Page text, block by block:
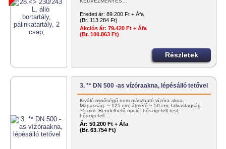
Eredeti ár: 89.200 Ft + Áfa
(Br. 113.284 Ft)
Akciós ár: 79.420 Ft + Áfa
(Br. 100.863 Ft)
Részletek
3. ** DN 500 -as vízóraakna, lépésálló tetővel
Kiváló minőségű nem mászható vízóra akna.
Magasság: ~ 125 cm; átmérő ~ 50 cm; falvastagság
~5 mm. Rendelhető opció: hőszigetelt test,
hőszigetelt…
Ár: 50.200 Ft + Áfa
(Br. 63.754 Ft)